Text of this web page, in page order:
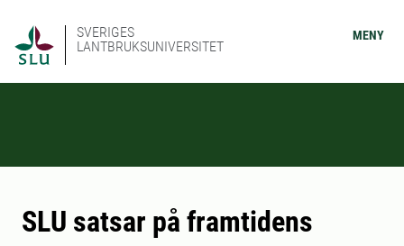
SVERIGES
LANTBRUKSUNIVERSITET
MENY
SLU satsar på framtidens